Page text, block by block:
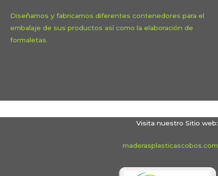
Diseñamos y fabricamos diferentes contenedores para el
embalaje de sus productos así como la elaboración de
formaletas.
Visita nuestro Sitio web:
maderasplasticascobos.com